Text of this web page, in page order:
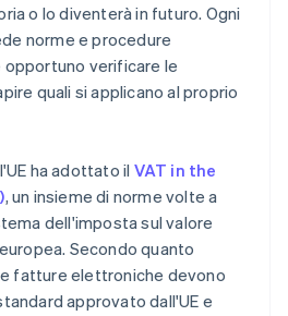
o lo diventerà in futuro. Ogni
norme e procedure
verificare le
quali si applicano al proprio
ha adottato il VAT in the
, un insieme di norme volte a
dell'imposta sul valore
Secondo quanto
fatture elettroniche devono
approvato dall'UE e